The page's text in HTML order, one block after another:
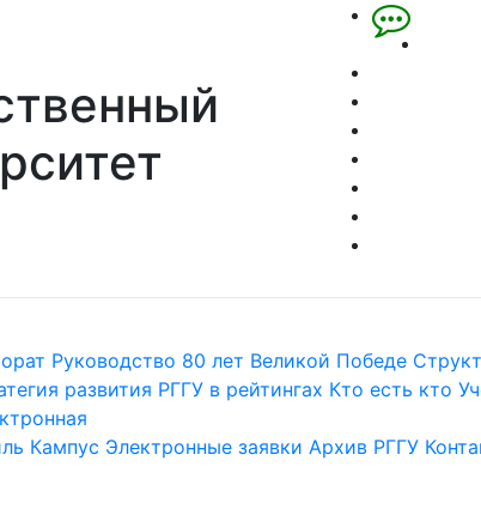
Руководство 80 лет Великой Победе
развития РГГУ в рейтингах Кто есть кто
Кампус Электронные заявки Архив РГГУ